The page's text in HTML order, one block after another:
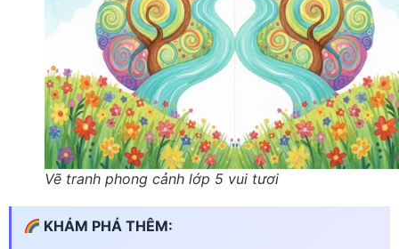
Vẽ tranh phong cảnh lớp 5 vui tươi
KHÁM PHÁ THÊM: